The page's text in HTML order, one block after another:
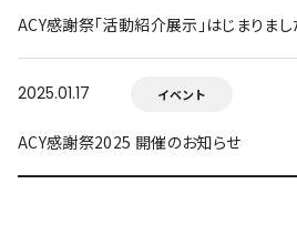
ACY感謝祭「活動紹介展示」はじまりまし
2025.01.17 イベント
ACY感謝祭2025 開催のお知らせ